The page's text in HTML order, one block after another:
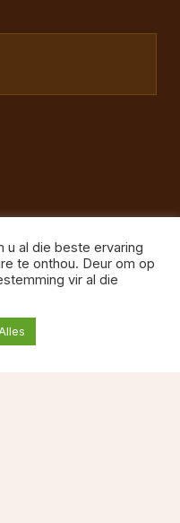
u al die beste ervaring
te onthou. Deur om op
vir al die